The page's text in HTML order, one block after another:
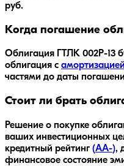
руб.
Когда погашение
Облигация ГТЛК 002P-13
облигация с амортизацией
частями до даты
Стоит ли брать
Решение о покупке
ваших инвестиционных
кредитный рейтинг (AA-),
финансовое состояние